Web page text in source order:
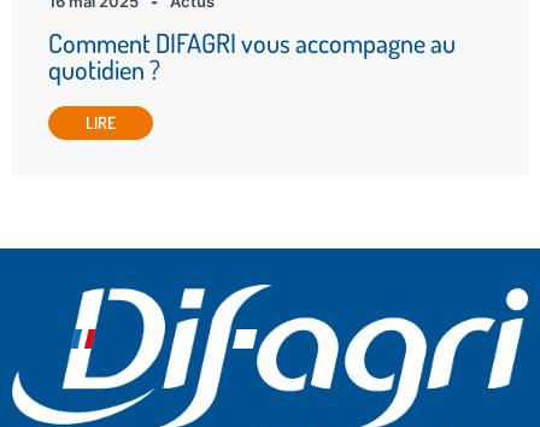
Comment DIFAGRI vous accompagne au
quotidien ?
LIRE